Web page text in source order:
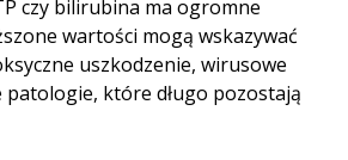
czy bilirubina ma ogromne
wartości mogą wskazywać
uszkodzenie, wirusowe
które długo pozostają